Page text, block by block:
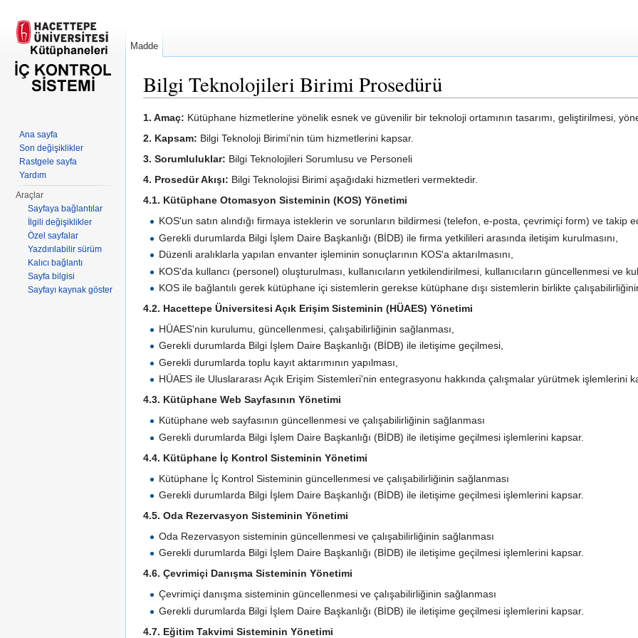
Bilgi Teknolojileri Birimi Prosedürü
1. Amaç: Kütüphane hizmetlerine yönelik esnek ve güvenilir bir teknoloji ortamının tasarımı, geliştirilmesi,
2. Kapsam: Bilgi Teknoloji Birimi'nin tüm hizmetlerini kapsar.
3. Sorumluluklar: Bilgi Teknolojileri Sorumlusu ve Personeli
4. Prosedür Akışı: Bilgi Teknolojisi Birimi aşağıdaki hizmetleri vermektedir.
4.1. Kütüphane Otomasyon Sisteminin (KOS) Yönetimi
KOS'un satın alındığı firmaya isteklerin ve sorunların bildirmesi (telefon, e-posta, çevrimiçi form) ve takip
Gerekli durumlarda Bilgi İşlem Daire Başkanlığı (BİDB) ile firma yetkilileri arasında iletişim kurulmasını,
Düzenli aralıklarla yapılan envanter işleminin sonuçlarının KOS'a aktarılmasını,
KOS'da kullancı (personel) oluşturulması, kullanıcıların yetkilendirilmesi, kullanıcıların güncellenmesi ve
KOS ile bağlantılı gerek kütüphane içi sistemlerin gerekse kütüphane dışı sistemlerin birlikte
4.2. Hacettepe Üniversitesi Açık Erişim Sisteminin (HÜAES) Yönetimi
HÜAES'nin kurulumu, güncellenmesi, çalışabilirliğinin sağlanması,
Gerekli durumlarda Bilgi İşlem Daire Başkanlığı (BİDB) ile iletişime geçilmesi,
Gerekli durumlarda toplu kayıt aktarımının yapılması,
HÜAES ile Uluslararası Açık Erişim Sistemleri'nin entegrasyonu hakkında çalışmalar yürütmek işlemlerini
4.3. Kütüphane Web Sayfasının Yönetimi
Kütüphane web sayfasının güncellenmesi ve çalışabilirliğinin sağlanması
Gerekli durumlarda Bilgi İşlem Daire Başkanlığı (BİDB) ile iletişime geçilmesi işlemlerini kapsar.
4.4. Kütüphane İç Kontrol Sisteminin Yönetimi
Kütüphane İç Kontrol Sisteminin güncellenmesi ve çalışabilirliğinin sağlanması
Gerekli durumlarda Bilgi İşlem Daire Başkanlığı (BİDB) ile iletişime geçilmesi işlemlerini kapsar.
4.5. Oda Rezervasyon Sisteminin Yönetimi
Oda Rezervasyon sisteminin güncellenmesi ve çalışabilirliğinin sağlanması
Gerekli durumlarda Bilgi İşlem Daire Başkanlığı (BİDB) ile iletişime geçilmesi işlemlerini kapsar.
4.6. Çevrimiçi Danışma Sisteminin Yönetimi
Çevrimiçi danışma sisteminin güncellenmesi ve çalışabilirliğinin sağlanması
Gerekli durumlarda Bilgi İşlem Daire Başkanlığı (BİDB) ile iletişime geçilmesi işlemlerini kapsar.
4.7. Eğitim Takvimi Sisteminin Yönetimi
Madde
Ana sayfa
Son değişiklikler
Rastgele sayfa
Yardım
Araçlar
Sayfaya bağlantılar
İlgili değişiklikler
Özel sayfalar
Yazdırılabilir sürüm
Kalıcı bağlantı
Sayfa bilgisi
Sayfayı kaynak göster